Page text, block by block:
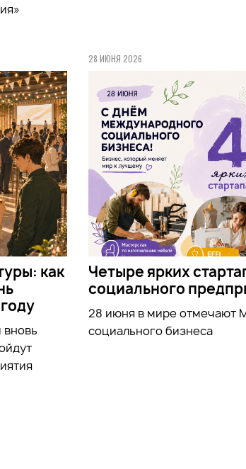
как
вновь
28 ИЮНЯ 2026
Четыре ярких
социального
28 июня в мире отмечают
социального бизнеса